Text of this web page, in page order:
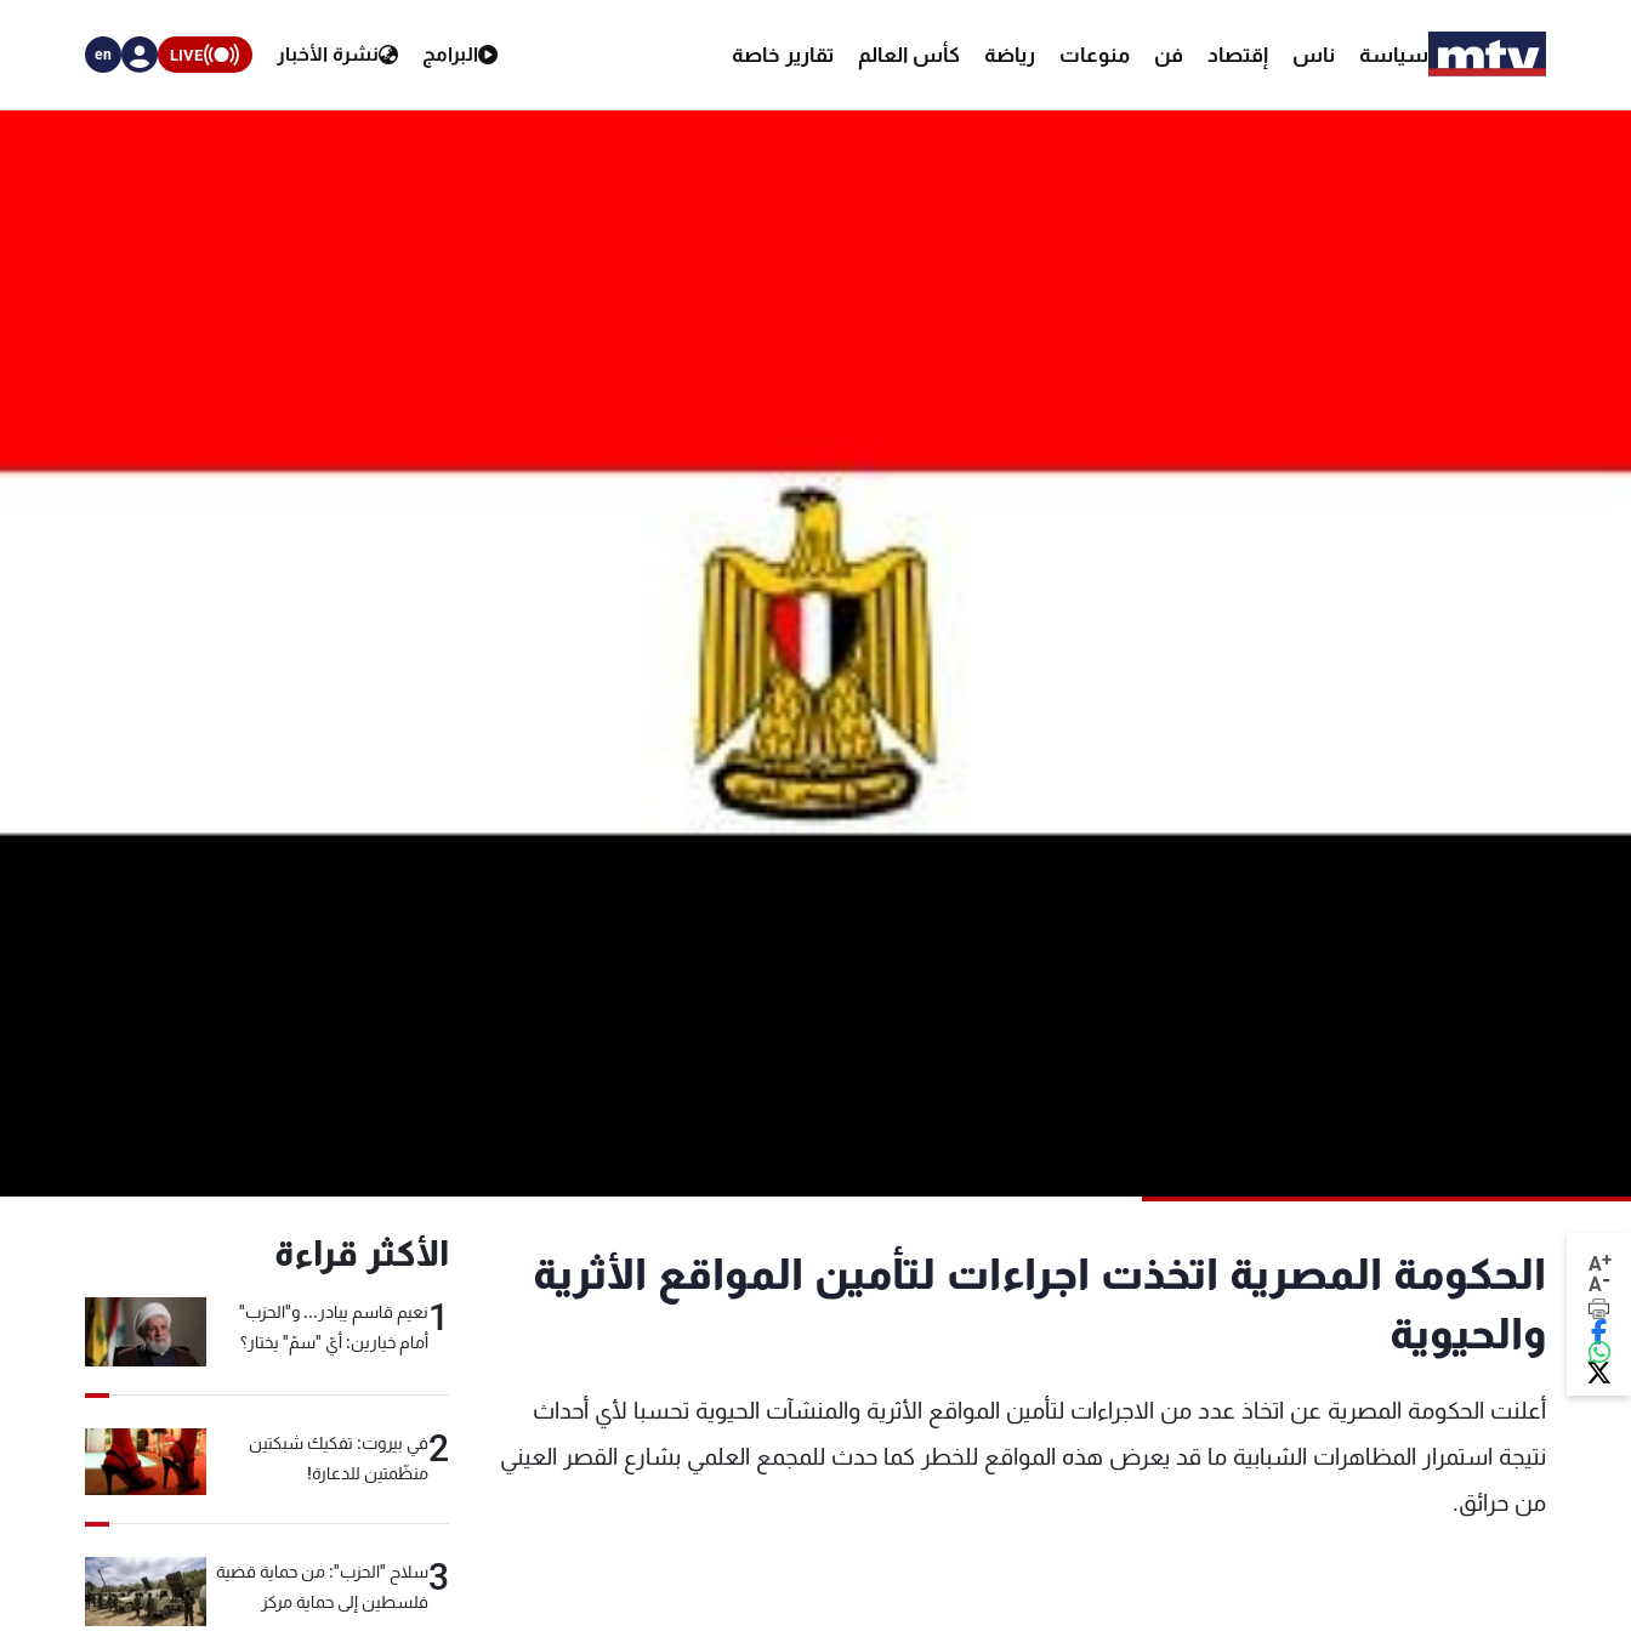
سياسة ناس إقتصاد فن منوعات رياضة كأس العالم تقارير خاصة البرامج نشرة الأخبار LIVE
en
A+
A-
الحكومة المصرية اتخذت اجراءات لتأمين المواقع الأثرية
والحيوية
أعلنت الحكومة المصرية عن اتخاذ عدد من الاجراءات لتأمين المواقع الأثرية والمنشآت الحيوية تحسبا لأي أحداث
نتيجة استمرار المظاهرات الشبابية ما قد يعرض هذه المواقع للخطر كما حدث للمجمع العلمي بشارع القصر العيني
من حرائق.
الأكثر قراءة
1نعيم قاسم يبادر... و"الحزب"
أمام خيارين: أيّ "سمّ" يختار؟
2في بيروت: تفكيك شبكتين
منظّمتين للدعارة!
3سلاح "الحزب": من حماية قضية
فلسطين إلى حماية مركز